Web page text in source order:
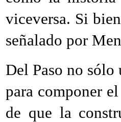
viceversa. Si
señalado por
Del Paso no sólo
para componer
de que la